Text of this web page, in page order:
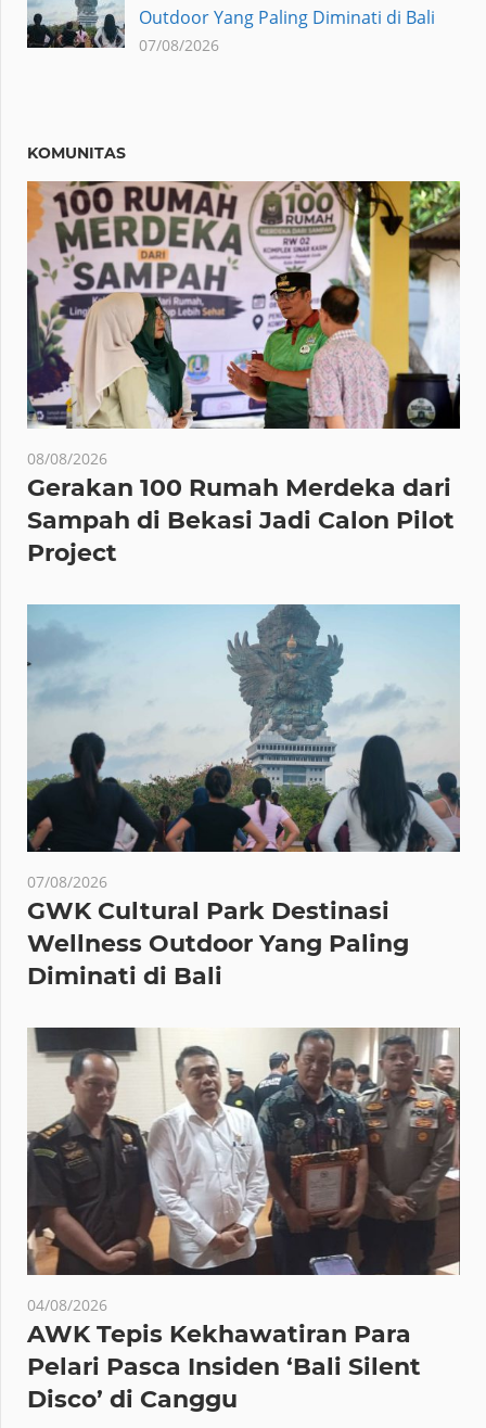
Outdoor Yang Paling Diminati di Bali
07/08/2026
KOMUNITAS
08/08/2026
Gerakan 100 Rumah Merdeka dari
Sampah di Bekasi Jadi Calon Pilot
Project
07/08/2026
GWK Cultural Park Destinasi
Wellness Outdoor Yang Paling
Diminati di Bali
04/08/2026
AWK Tepis Kekhawatiran Para
Pelari Pasca Insiden ‘Bali Silent
Disco’ di Canggu